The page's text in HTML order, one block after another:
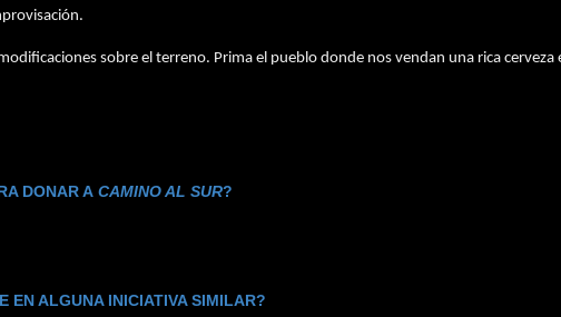
sobre el terreno. Prima el pueblo donde nos vendan una rica cerveza
DONAR A CAMINO AL SUR?
EN ALGUNA INICIATIVA SIMILAR?